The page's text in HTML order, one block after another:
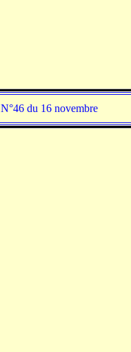
N°46 du 16 novembre